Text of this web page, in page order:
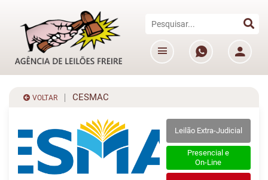
VOLTAR CESMAC
Leilão Extra-Judicial
Presencial e
On-Line